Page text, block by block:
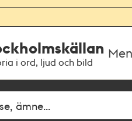
i ord, ljud och bild